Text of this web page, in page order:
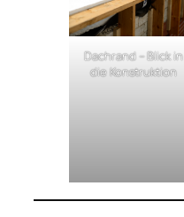
Dachrand – Blick in
die Konstruktion